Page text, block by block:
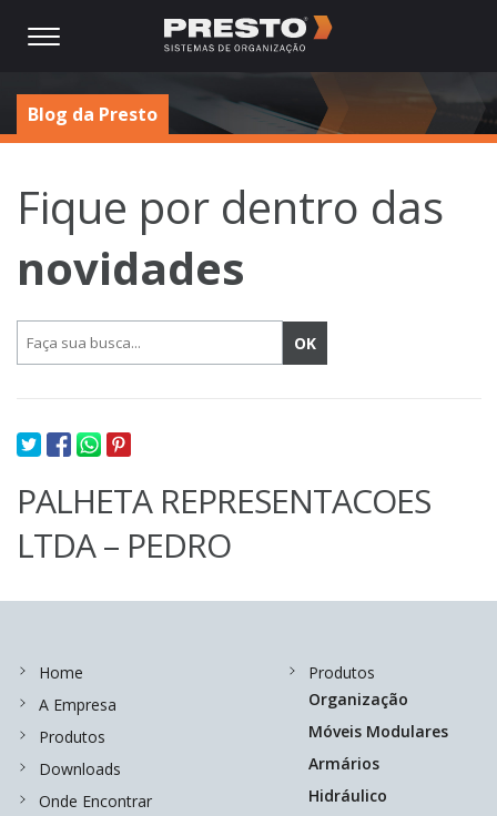
Blog da Presto
Fique por dentro das
novidades
PALHETA REPRESENTACOES
LTDA – PEDRO
Home
A Empresa
Produtos
Downloads
Onde Encontrar
Produtos
Organização
Móveis Modulares
Armários
Hidráulico